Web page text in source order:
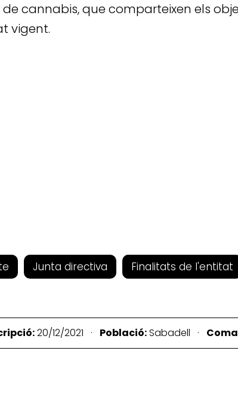
cannabis, que comparteixen els
vigent.
Junta directiva Finalitats de l'entitat
20/12/2021 · Població:Sabadell ·